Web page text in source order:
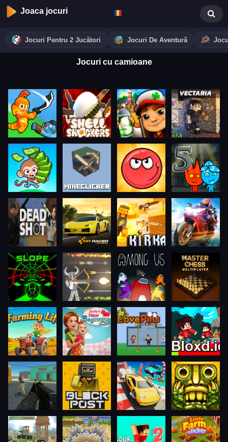
Joaca jocuri
Jocuri Pentru 2 Jucători Jocuri De Aventură
Jocuri cu camioane